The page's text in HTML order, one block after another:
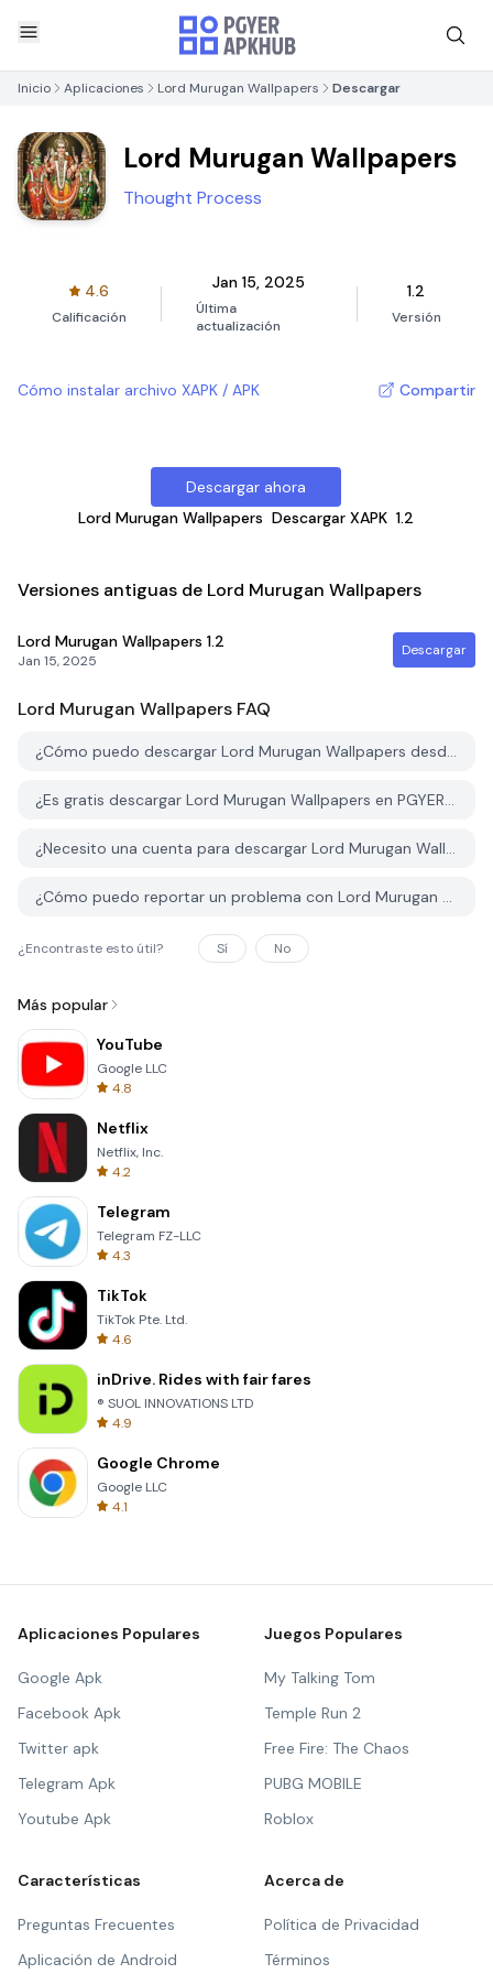
Inicio Aplicaciones Lord Murugan Wallpapers Descargar
Lord Murugan Wallpapers
Thought Process
4.6
Calificación
Jan 15, 2025
Última
actualización
1.2
Versión
Cómo instalar archivo XAPK / APK Compartir
Descargar ahora
Lord Murugan Wallpapers Descargar XAPK 1.2
Versiones antiguas de Lord Murugan Wallpapers
Lord Murugan Wallpapers 1.2
Jan 15, 2025
Descargar
Lord Murugan Wallpapers FAQ
¿Cómo puedo descargar Lord Murugan Wallpapers desde PGYER APK HUB?
¿Es gratis descargar Lord Murugan Wallpapers en PGYER APK HUB?
¿Necesito una cuenta para descargar Lord Murugan Wallpapers desde PGYER APK HUB?
¿Cómo puedo reportar un problema con Lord Murugan Wallpapers en PGYER APK HUB?
¿Encontraste esto útil? Sí No
Más popular
YouTube
Google LLC
4.8
Netflix
Netflix, Inc.
4.2
Telegram
Telegram FZ-LLC
4.3
TikTok
TikTok Pte. Ltd.
4.6
inDrive. Rides with fair fares
® SUOL INNOVATIONS LTD
4.9
Google Chrome
Google LLC
4.1
Aplicaciones Populares
Google Apk
Facebook Apk
Twitter apk
Telegram Apk
Youtube Apk
Juegos Populares
My Talking Tom
Temple Run 2
Free Fire: The Chaos
PUBG MOBILE
Roblox
Características
Preguntas Frecuentes
Aplicación de Android
Acerca de
Política de Privacidad
Términos